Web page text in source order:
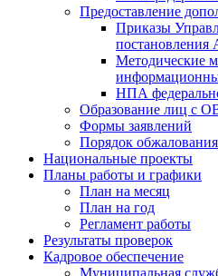
Предоставление
Приказы
постановления
Методические
НПА
Образование лиц с
Формы заявлений
Порядок обжалования
Национальные проекты
Планы работы и графики
План на месяц
План на год
Регламент работы
Результаты проверок
Кадровое обеспечение